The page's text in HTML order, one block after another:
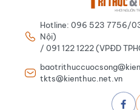
Hotline: 096 523 7756/
Nội)
/ 091 122 1222 (VPĐD
tkts@kienthuc.net.vn